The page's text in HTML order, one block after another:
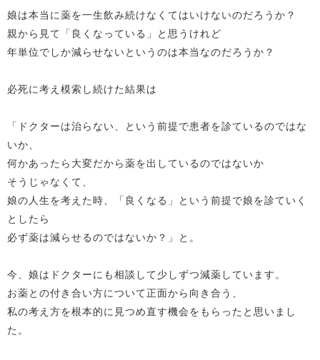
娘は本当に薬を一生飲み続けなくてはいけないのだろうか？
親から見て「良くなっている」と思うけれど
年単位でしか減らせないというのは本当なのだろうか？
必死に考え模索し続けた結果は
「ドクターは治らない、という前提で患者を診ているのではな
いか、
何かあったら大変だから薬を出しているのではないか
そうじゃなくて、
娘の人生を考えた時、「良くなる」という前提で娘を診ていく
としたら
必ず薬は減らせるのではないか？」と。
今、娘はドクターにも相談して少しずつ減薬しています。
お薬との付き合い方について正面から向き合う、
私の考え方を根本的に見つめ直す機会をもらったと思いまし
た。